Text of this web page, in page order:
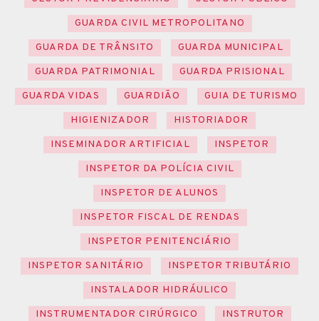
GUARDA CIVIL METROPOLITANO
GUARDA DE TRÂNSITO
GUARDA MUNICIPAL
GUARDA PATRIMONIAL
GUARDA PRISIONAL
GUARDA VIDAS
GUARDIÃO
GUIA DE TURISMO
HIGIENIZADOR
HISTORIADOR
INSEMINADOR ARTIFICIAL
INSPETOR
INSPETOR DA POLÍCIA CIVIL
INSPETOR DE ALUNOS
INSPETOR FISCAL DE RENDAS
INSPETOR PENITENCIÁRIO
INSPETOR SANITÁRIO
INSPETOR TRIBUTÁRIO
INSTALADOR HIDRÁULICO
INSTRUMENTADOR CIRÚRGICO
INSTRUTOR